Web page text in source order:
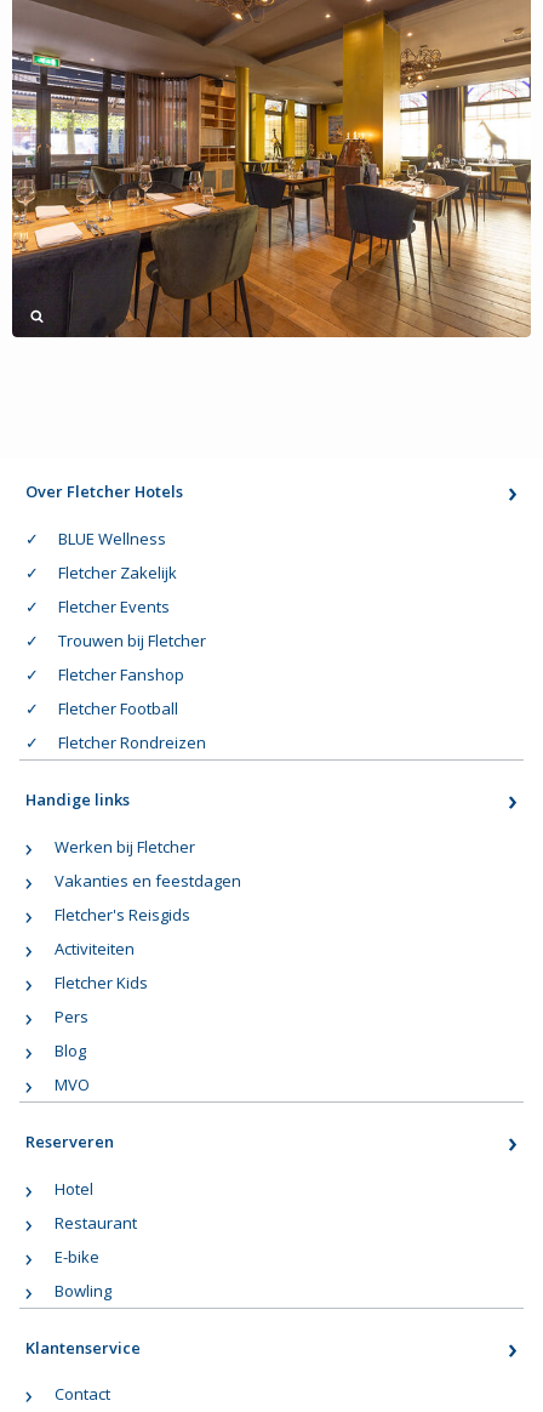
Over Fletcher Hotels
BLUE Wellness
Fletcher Zakelijk
Fletcher Events
Trouwen bij Fletcher
Fletcher Fanshop
Fletcher Football
Fletcher Rondreizen
Handige links
Werken bij Fletcher
Vakanties en feestdagen
Fletcher's Reisgids
Activiteiten
Fletcher Kids
Pers
Blog
MVO
Reserveren
Hotel
Restaurant
E-bike
Bowling
Klantenservice
Contact